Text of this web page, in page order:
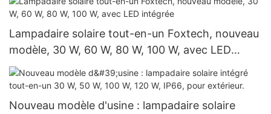
Lampadaire solaire tout-en-un Foxtech, nouveau
modèle, 30 W, 60 W, 80 W, 100 W, avec LED
intégrée
Nouveau modèle d'usine : lampadaire solaire